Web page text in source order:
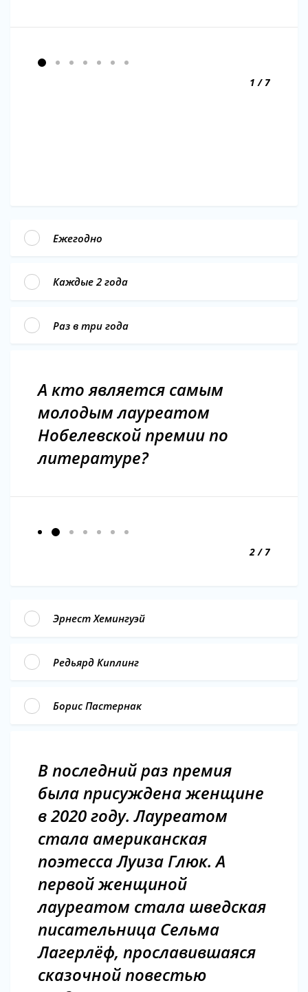
1 / 7
Ежегодно
Каждые 2 года
Раз в три года
А кто является самым
молодым лауреатом
Нобелевской премии по
литературе?
2 / 7
Эрнест Хемингуэй
Редьярд Киплинг
Борис Пастернак
В последний раз премия
была присуждена женщине
в 2020 году. Лауреатом
стала американская
поэтесса Луиза Глюк. А
первой женщиной
лауреатом стала шведская
писательница Сельма
Лагерлёф, прославившаяся
сказочной повестью